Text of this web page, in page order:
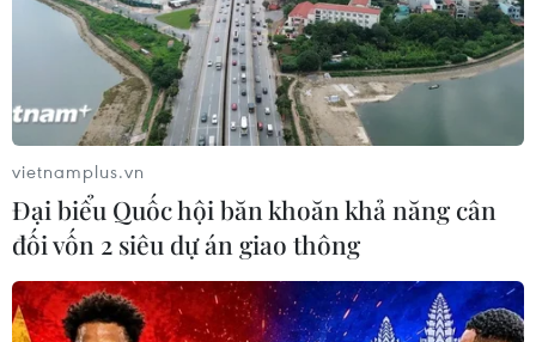
TIN CÙNG CHUYÊN MỤC
Buổi hòa nhạc kéo dài 639 năm vừa
mới hoàn thành 4% hành trình
06/08/2026 11:54
Dự thảo Luật Kiến trúc: Bổ sung quy
vietnamplus.vn
Đại biểu Quốc hội băn khoăn khả năng cân
đối vốn 2 siêu dự án giao thông